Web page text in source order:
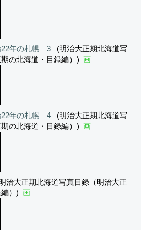
年の札幌 3
(明治大正期北海道写
の北海道・目録編）) 画
年の札幌 4
(明治大正期北海道写
の北海道・目録編）) 画
治大正期北海道写真目録（明治大正
）) 画